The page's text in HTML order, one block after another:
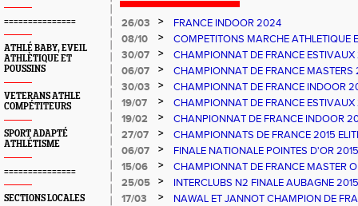
===============
ATHLÉ BABY, EVEIL
ATHLÈTIQUE ET
POUSSINS
VETERANS ATHLE
COMPÉTITEURS
SPORT ADAPTÉ
ATHLÉTISME
===============
SECTIONS LOCALES
26/03 >
FRANCE INDOOR 2024
08/10
>
COMPETITONS MARCHE ATHLETIQUE
PESCARA
30/07 >
CHAMPIONNAT DE FRANCE
06/07
>
CHAMPIONNAT DE FRANCE
30/03
>
CHAMPIONNAT DE FRANCE INDOOR
19/07
>
CHAMPIONNAT DE FRANCE
19/02
>
CHANPIONNAT DE FRANCE INDOOR
27/07
>
CHAMPIONNATS DE FRANCE 2015
NATIONAUX ATHLE 66 - UN TITRE ET
06/07 >
FINALE NATIONALE POINTES D'OR
FRANCE ATHLE 66
15/06 >
CHAMPIONNAT DE FRANCE MASTER
25/05
>
INTERCLUBS N2 FINALE AUBAGNE 2015
17/03
>
NAWAL ET JANNOT CHAMPION DE